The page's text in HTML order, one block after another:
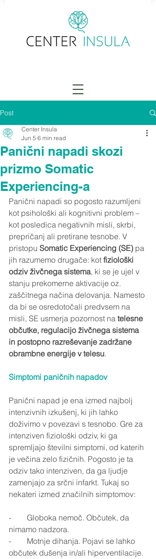
Post
Panični napadi skozi
prizmo Somatic
Experiencing-a
Center Insula
Jun 5 6 min read
Panični napadi so pogosto razumljeni
kot psihološki ali kognitivni problem –
kot posledica negativnih misli, skrbi,
prepričanj ali pretirane tesnobe. V
pristopu Somatic Experiencing (SE) pa
jih razumemo drugače: kot fiziološki
odziv živčnega sistema, ki se je ujel v
stanju prekomerne aktivacije oz.
zaščitnega načina delovanja. Namesto
da bi se osredotočali predvsem na
misli, SE usmerja pozornost na telesne
občutke, regulacijo živčnega sistema
in postopno razreševanje zadržane
obrambne energije v telesu.
Simptomi paničnih napadov
Panični napad je ena izmed najbolj
intenzivnih izkušenj, ki jih lahko
doživimo v povezavi s tesnobo. Gre za
intenziven fiziološki odziv, ki ga
spremljajo številni simptomi, od katerih
je večina zelo fizičnih. Pogosto je ta
odziv tako intenziven, da ga ljudje
zamenjajo za srčni infarkt. Tukaj so
nekateri izmed značilnih simptomov:
-        Globoka nemoč. Občutek, da
nimamo nadzora.
-        Motnje dihanja. Pojavi se lahko
občutek dušenja in/ali hiperventilacije.